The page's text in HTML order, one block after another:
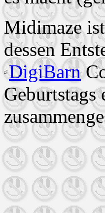
Midimaze
dessen
DigiBarn
Geburtstags